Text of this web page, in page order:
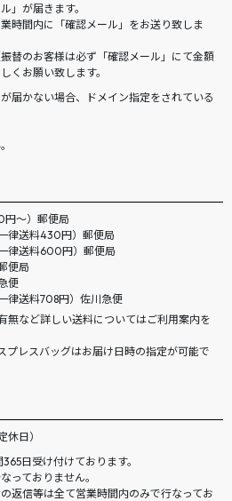
」が届きます。
時間内に「確認メール」をお送り致しま
替のお客様は必ず「確認メール」にて金額
くお願い致します。
届かない場合、ドメイン指定をされている
円〜）郵便局
律送料430円）郵便局
律送料600円）郵便局
便局
便
律送料708円）佐川急便
無など詳しい送料についてはご利用案内を
プレスバッグはお届け日時の指定が可能で
日）
日受け付けております。
っておりません。
返信等は全て営業時間内のみで行なってお